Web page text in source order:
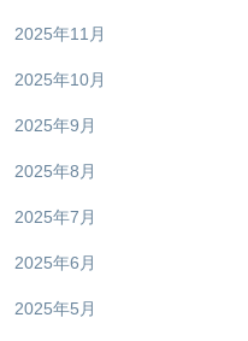
2025年11月
2025年10月
2025年9月
2025年8月
2025年7月
2025年6月
2025年5月